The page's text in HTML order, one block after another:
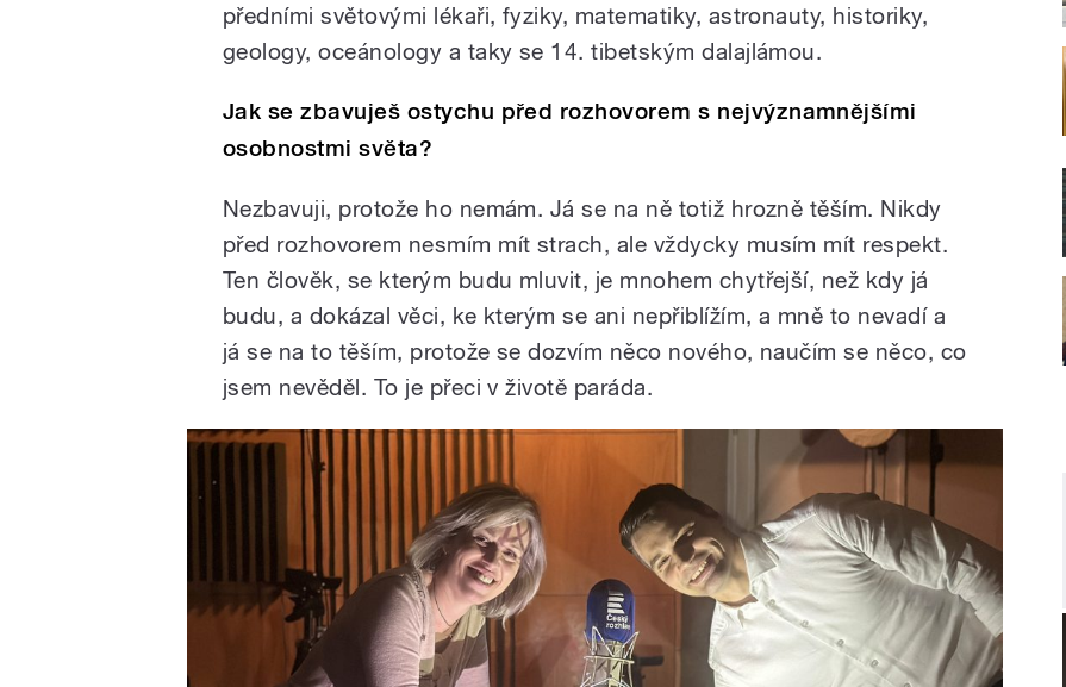
předními světovými lékaři, fyziky, matematiky, astronauty, historiky,
geology, oceánology a taky se 14. tibetským dalajlámou.
Jak se zbavuješ ostychu před rozhovorem s nejvýznamnějšími
osobnostmi světa?
Nezbavuji, protože ho nemám. Já se na ně totiž hrozně těším. Nikdy
před rozhovorem nesmím mít strach, ale vždycky musím mít respekt.
Ten člověk, se kterým budu mluvit, je mnohem chytřejší, než kdy já
budu, a dokázal věci, ke kterým se ani nepřiblížím, a mně to nevadí a
já se na to těším, protože se dozvím něco nového, naučím se něco, co
jsem nevěděl. To je přeci v životě paráda.